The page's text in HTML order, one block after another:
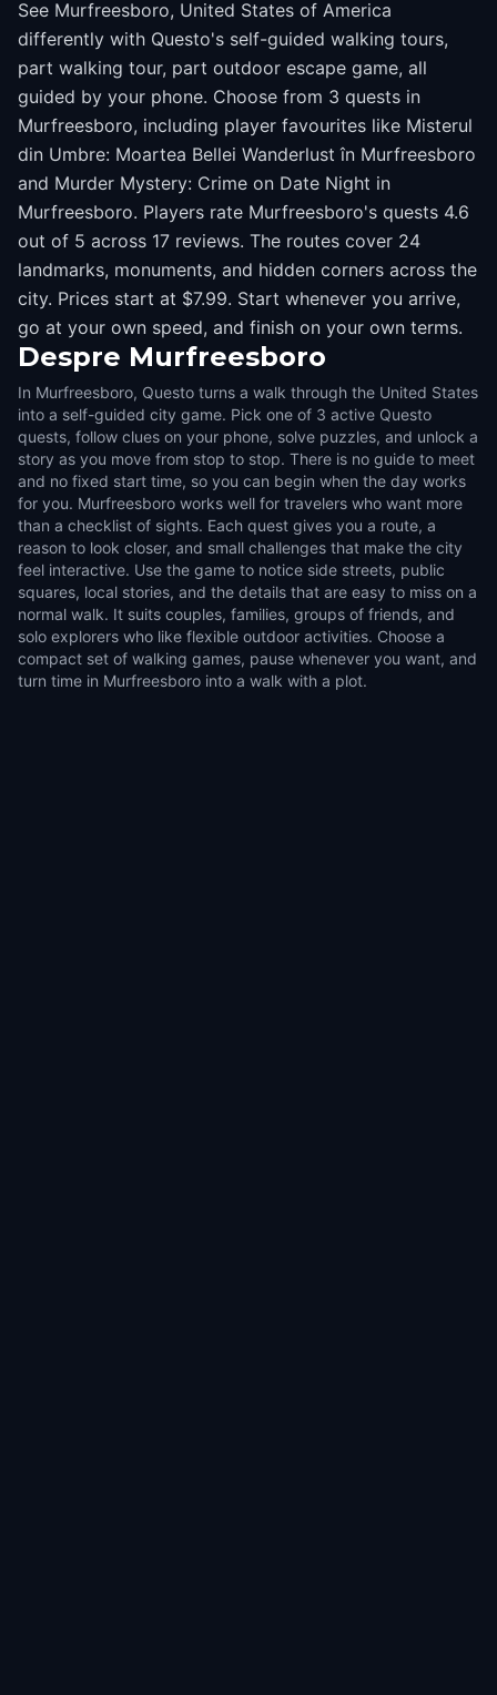
See Murfreesboro, United States of America
differently with Questo's self-guided walking tours,
part walking tour, part outdoor escape game, all
guided by your phone. Choose from 3 quests in
Murfreesboro, including player favourites like Misterul
din Umbre: Moartea Bellei Wanderlust în Murfreesboro
and Murder Mystery: Crime on Date Night in
Murfreesboro. Players rate Murfreesboro's quests 4.6
out of 5 across 17 reviews. The routes cover 24
landmarks, monuments, and hidden corners across the
city. Prices start at $7.99. Start whenever you arrive,
go at your own speed, and finish on your own terms.
Despre Murfreesboro
In Murfreesboro, Questo turns a walk through the United States
into a self-guided city game. Pick one of 3 active Questo
quests, follow clues on your phone, solve puzzles, and unlock a
story as you move from stop to stop. There is no guide to meet
and no fixed start time, so you can begin when the day works
for you. Murfreesboro works well for travelers who want more
than a checklist of sights. Each quest gives you a route, a
reason to look closer, and small challenges that make the city
feel interactive. Use the game to notice side streets, public
squares, local stories, and the details that are easy to miss on a
normal walk. It suits couples, families, groups of friends, and
solo explorers who like flexible outdoor activities. Choose a
compact set of walking games, pause whenever you want, and
turn time in Murfreesboro into a walk with a plot.